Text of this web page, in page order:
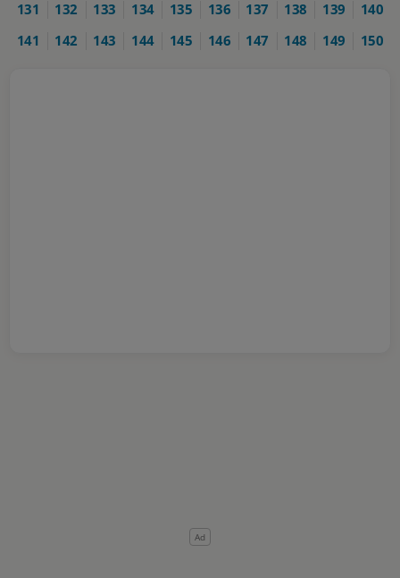
131
132 133 134 135 136 137 138 139
140
141
142 143 144 145 146 147 148 149 150